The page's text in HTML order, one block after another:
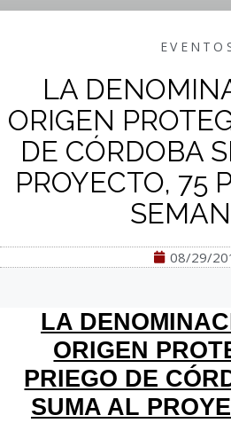
LA
ORIGEN
DE CÓRDOBA
PROYECTO, 75
08/29/
LA
ORIGEN
PRIEGO DE
SUMA AL